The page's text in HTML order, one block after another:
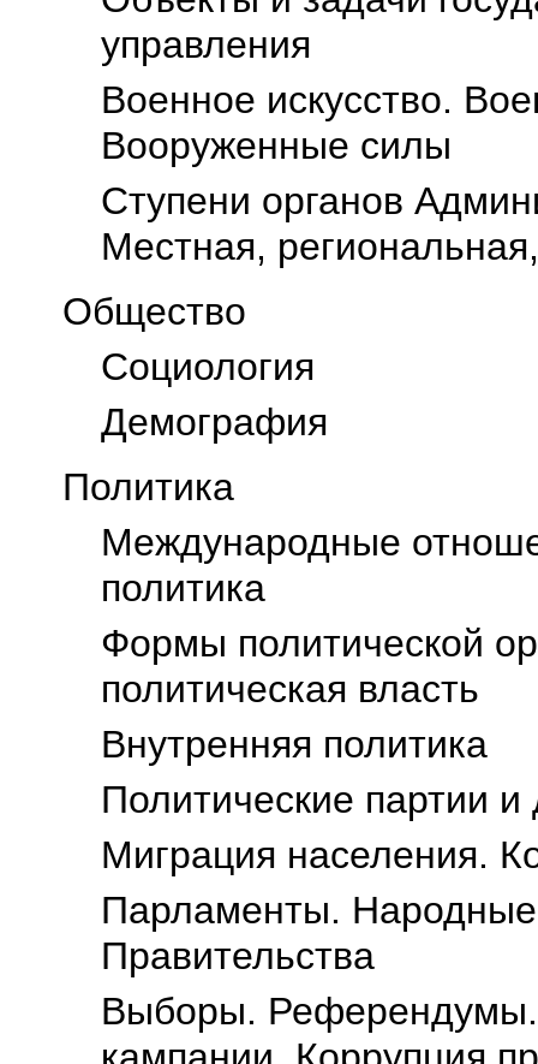
управления
Военное искусство.
Вооруженные силы
Ступени органов
Местная,
Общество
Социология
Демография
Политика
Международные
политика
Формы политической
политическая власть
Внутренняя политика
Политические партии
Миграция населения.
Парламенты. Народные
Правительства
Выборы.